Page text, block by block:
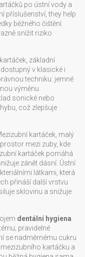
po ústní vody a
příslušenství , they help
běžného čištění.
snížit riziko
základní
v klasické i
techniku: jemné
výměnu
sonické nebo
což zlepšuje
kartáček malý
mezi zuby, kde
kartáček pomáhá
zánět dásní. Ústní
látkami, která
přináší další vrstvu
sklovinu a snižuje
dentální hygiena
pravidelné
se nadměrnému cukru
kartáčku a